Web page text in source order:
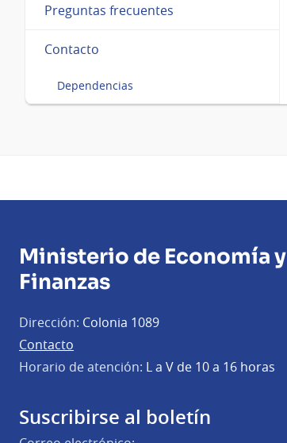
Preguntas frecuentes
Contacto
Dependencias
Ministerio de Economía y
Finanzas
Dirección: Colonia 1089
Contacto
Horario de atención: L a V de 10 a 16 horas
Suscribirse al boletín